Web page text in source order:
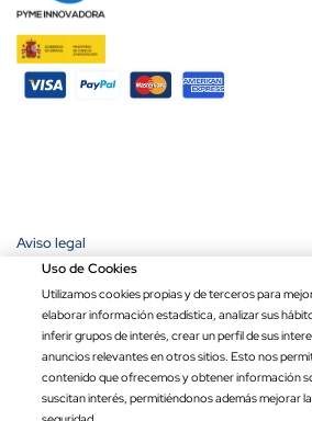
Precio por unidad Opciones totales
Aviso legal
Política de privacidad
Condiciones de compra
Ley de transparencia
Copyright © 2026 Banderas Puerta de
reservados.
Uso de Cookies
Utilizamos cookies propias y de terceros para
elaborar información estadística, analizar sus
inferir grupos de interés, crear un perfil de sus
anuncios relevantes en otros sitios. Esto nos
contenido que ofrecemos y obtener información
suscitan interés, permitiéndonos además mejorar